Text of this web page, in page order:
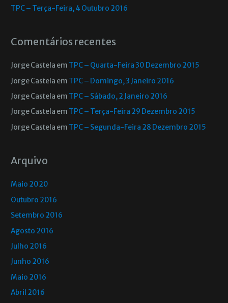
TPC – Terça-Feira, 4 Outubro 2016
Comentários recentes
Jorge Castela em TPC – Quarta-Feira 30 Dezembro 2015
Jorge Castela em TPC – Domingo, 3 Janeiro 2016
Jorge Castela em TPC – Sábado, 2 Janeiro 2016
Jorge Castela em TPC – Terça-Feira 29 Dezembro 2015
Jorge Castela em TPC – Segunda-Feira 28 Dezembro 2015
Arquivo
Maio 2020
Outubro 2016
Setembro 2016
Agosto 2016
Julho 2016
Junho 2016
Maio 2016
Abril 2016